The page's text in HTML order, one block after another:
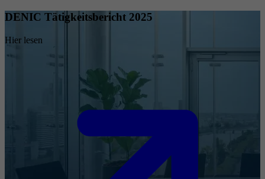
DENIC Tätigkeitsbericht 2025
Hier lesen